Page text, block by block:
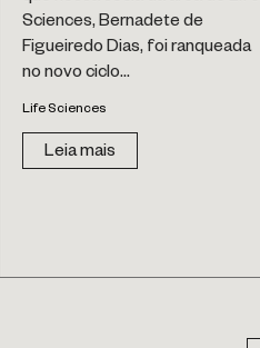
Sciences, Bernadete de
Figueiredo Dias, foi ranqueada
no novo ciclo...
Life Sciences
Leia mais